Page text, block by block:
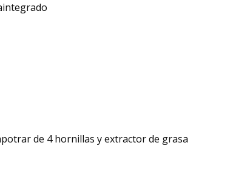
de 4 hornillas y extractor de grasa